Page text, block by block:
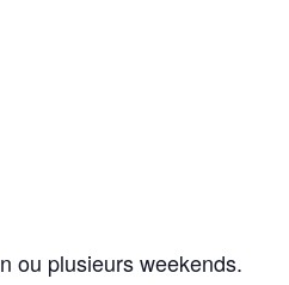
ou plusieurs weekends.